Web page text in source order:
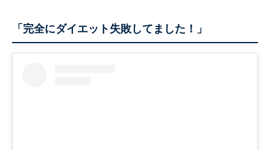
「完全にダイエット失敗してました！」